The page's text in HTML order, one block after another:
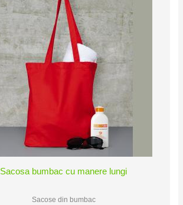
Sacosa bumbac cu manere lungi
Sacose din bumbac